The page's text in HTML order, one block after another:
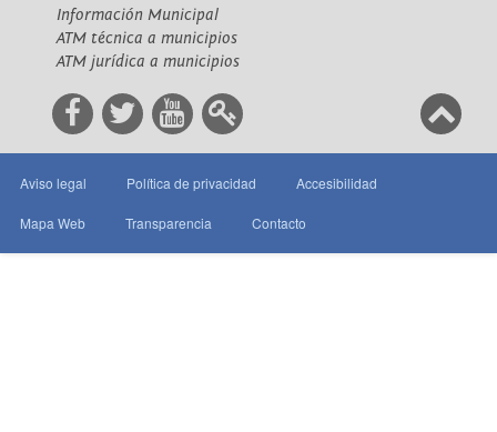
Información Municipal
ATM técnica a municipios
ATM jurídica a municipios
Aviso legal Política de privacidad Accesibilidad
Mapa Web Transparencia Contacto